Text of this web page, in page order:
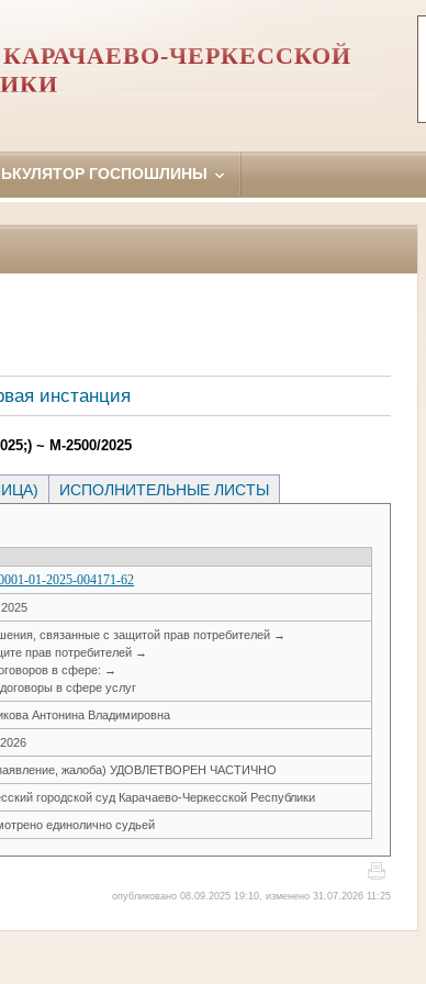
ЧЕРКЕССКОЙ
ГОСПОШЛИНЫ
инстанция
~ М-2500/2025
ИСПОЛНИТЕЛЬНЫЕ ЛИСТЫ
01-2025-004171-62
связанные с защитой прав потребителей →
прав потребителей →
в сфере: →
в сфере услуг
Антонина Владимировна
жалоба) УДОВЛЕТВОРЕН ЧАСТИЧНО
городской суд Карачаево-Черкесской Республики
единолично судьей
опубликовано 08.09.2025 19:10, изменено 31.07.2026 11:25